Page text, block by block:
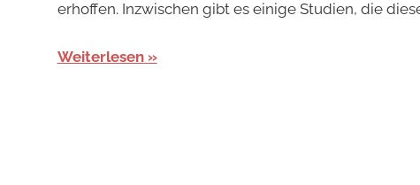
erhoffen. Inzwischen gibt es einige Studien, die
Weiterlesen